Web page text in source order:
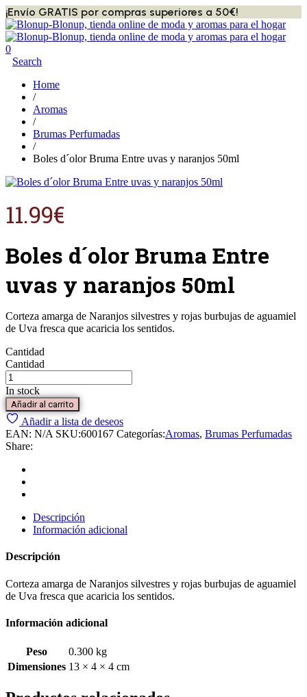
¡Envío GRATIS por compras superiores a 50€!
0
Search
Home
/
Aromas
/
Brumas Perfumadas
/
Boles d´olor Bruma Entre uvas y naranjos 50ml
11.99€
Boles d´olor Bruma Entre
uvas y naranjos 50ml
Corteza amarga de Naranjos silvestres y rojas burbujas de aguamiel
de Uva fresca que acaricia los sentidos.
Cantidad
Cantidad
In stock
Añadir al carrito
Añadir a lista de deseos
EAN: N/A SKU:600167 Categorías:Aromas, Brumas Perfumadas
Share:
Descripción
Información adicional
Descripción
Corteza amarga de Naranjos silvestres y rojas burbujas de aguamiel
de Uva fresca que acaricia los sentidos.
Información adicional
Peso
0.300 kg
Dimensiones 13 × 4 × 4 cm